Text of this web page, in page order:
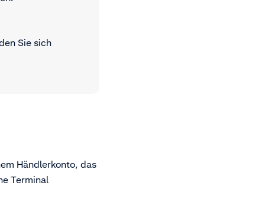
Sie sich
Händlerkonto, das
Terminal